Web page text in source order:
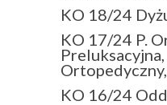
KO 18/24
KO 17/24 P.
KO 16/24